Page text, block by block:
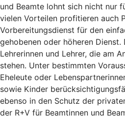
und Beamte lohnt sich nicht nur
vielen Vorteilen profitieren auch
Vorbereitungsdienst für den
gehobenen oder höheren Dienst.
Lehrerinnen und Lehrer, die am
stehen. Unter bestimmten
Eheleute oder
sowie Kinder
ebenso in den Schutz der
der R+V für Beamtinnen und